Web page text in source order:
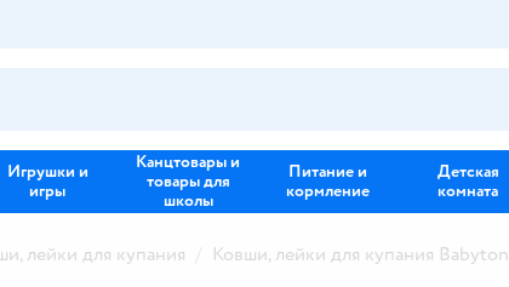
Игрушки и
игры
Канцтовары и
товары для
школы
Питание и
кормление
Детская
комната
лейки для купания Ковши, лейки для купания Babyton